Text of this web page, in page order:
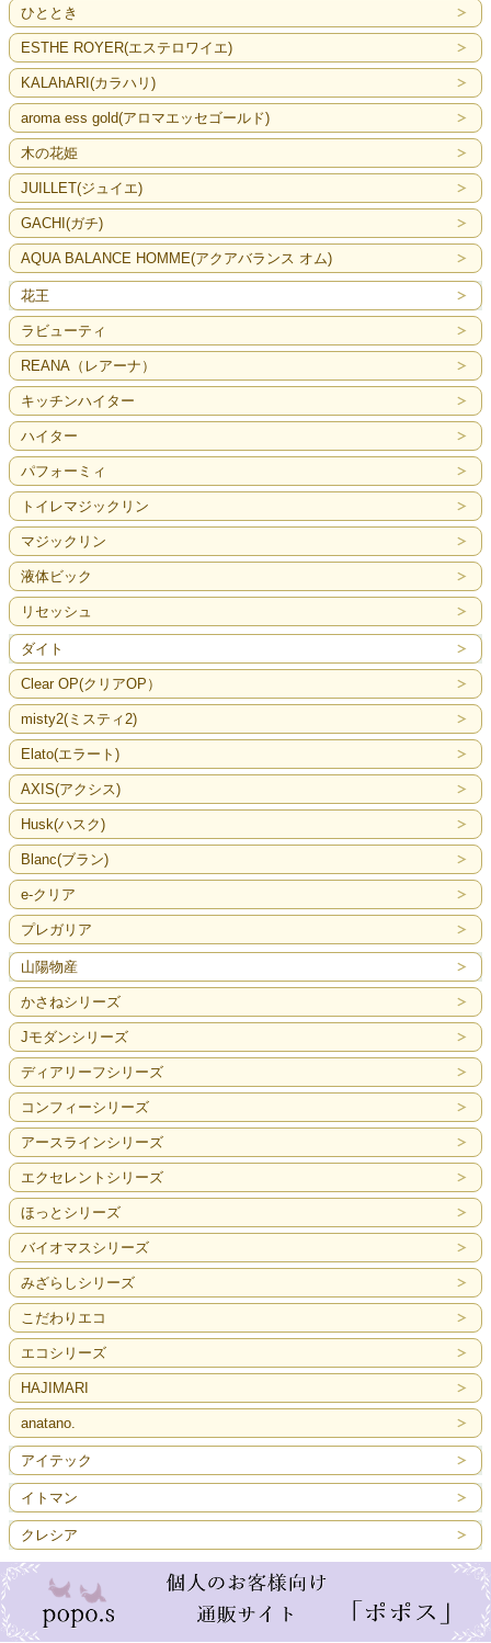
ひととき
ESTHE ROYER(エステロワイエ)
KALAhARI(カラハリ)
aroma ess gold(アロマエッセゴールド)
木の花姫
JUILLET(ジュイエ)
GACHI(ガチ)
AQUA BALANCE HOMME(アクアバランス オム)
花王
ラビューティ
REANA（レアーナ）
キッチンハイター
ハイター
パフォーミィ
トイレマジックリン
マジックリン
液体ビック
リセッシュ
ダイト
Clear OP(クリアOP）
misty2(ミスティ2)
Elato(エラート)
AXIS(アクシス)
Husk(ハスク)
Blanc(ブラン)
e-クリア
プレガリア
山陽物産
かさねシリーズ
Jモダンシリーズ
ディアリーフシリーズ
コンフィーシリーズ
アースラインシリーズ
エクセレントシリーズ
ほっとシリーズ
バイオマスシリーズ
みざらしシリーズ
こだわりエコ
エコシリーズ
HAJIMARI
anatano.
アイテック
イトマン
クレシア